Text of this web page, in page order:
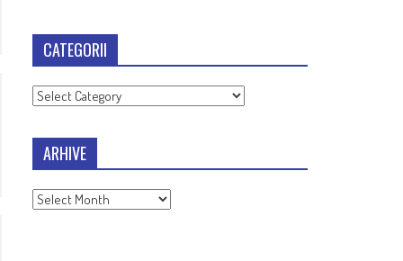
CATEGORII
Categorii
ARHIVE
Arhive